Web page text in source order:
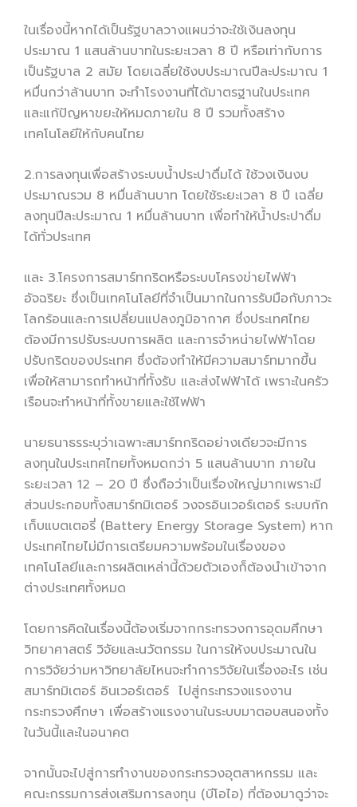
ในเรื่องนี้หากได้เป็นรัฐบาลวางแผนว่าจะใช้เงินลงทุน
ประมาณ 1 แสนล้านบาทในระยะเวลา 8 ปี หรือเท่ากับการ
เป็นรัฐบาล 2 สมัย โดยเฉลี่ยใช้งบประมาณปีละประมาณ 1
หมื่นกว่าล้านบาท จะทำโรงงานที่ได้มาตรฐานในประเทศ
และแก้ปัญหาขยะให้หมดภายใน 8 ปี รวมทั้งสร้าง
เทคโนโลยีให้กับคนไทย
2.การลงทุนเพื่อสร้างระบบน้ำประปาดื่มได้ ใช้วงเงินงบ
ประมาณรวม 8 หมื่นล้านบาท โดยใช้ระยะเวลา 8 ปี เฉลี่ย
ลงทุนปีละประมาณ 1 หมื่นล้านบาท เพื่อทำให้น้ำประปาดื่ม
ได้ทั่วประเทศ
และ 3.โครงการสมาร์ทกริดหรือระบบโครงข่ายไฟฟ้า
อัจฉริยะ ซึ่งเป็นเทคโนโลยีที่จำเป็นมากในการรับมือกับภาวะ
โลกร้อนและการเปลี่ยนแปลงภูมิอากาศ ซึ่งประเทศไทย
ต้องมีการปรับระบบการผลิต และการจำหน่ายไฟฟ้าโดย
ปรับกริดของประเทศ ซึ่งต้องทำให้มีความสมาร์ทมากขึ้น
เพื่อให้สามารถทำหน้าที่ทั้งรับ และส่งไฟฟ้าได้ เพราะในครัว
เรือนจะทำหน้าที่ทั้งขายและใช้ไฟฟ้า
นายธนาธรระบุว่าเฉพาะสมาร์ทกริดอย่างเดียวจะมีการ
ลงทุนในประเทศไทยทั้งหมดกว่า 5 แสนล้านบาท ภายใน
ระยะเวลา 12 – 20 ปี ซึ่งถือว่าเป็นเรื่องใหญ่มากเพราะมี
ส่วนประกอบทั้งสมาร์ทมิเตอร์ วงจรอินเวอร์เตอร์ ระบบกัก
เก็บแบตเตอรี่ (Battery Energy Storage System) หาก
ประเทศไทยไม่มีการเตรียมความพร้อมในเรื่องของ
เทคโนโลยีและการผลิตเหล่านี้ด้วยตัวเองก็ต้องนำเข้าจาก
ต่างประเทศทั้งหมด
โดยการคิดในเรื่องนี้ต้องเริ่มจากกระทรวงการอุดมศึกษา
วิทยาศาสตร์ วิจัยและนวัตกรรม ในการให้งบประมาณใน
การวิจัยว่ามหาวิทยาลัยไหนจะทำการวิจัยในเรื่องอะไร เช่น
สมาร์ทมิเตอร์ อินเวอร์เตอร์ ไปสู่กระทรวงแรงงาน
กระทรวงศึกษา เพื่อสร้างแรงงานในระบบมาตอบสนองทั้ง
ในวันนี้และในอนาคต
จากนั้นจะไปสู่การทำงานของกระทรวงอุตสาหกรรม และ
คณะกรรมการส่งเสริมการลงทุน (บีโอไอ) ที่ต้องมาดูว่าจะ